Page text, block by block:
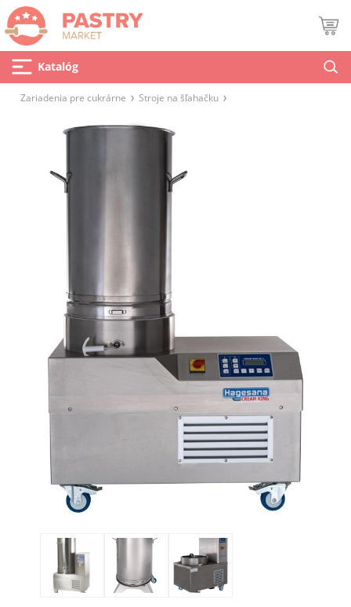
Katalóg
Zariadenia pre cukrárne Stroje na šľahačku